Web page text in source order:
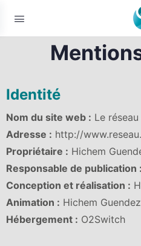
Identité
Nom du site web : Le
Adresse : http://
Propriétaire : Hichem
Responsable de publication :
Conception et réalisation :
Animation : Hichem Guendez
Hébergement : O2Switch